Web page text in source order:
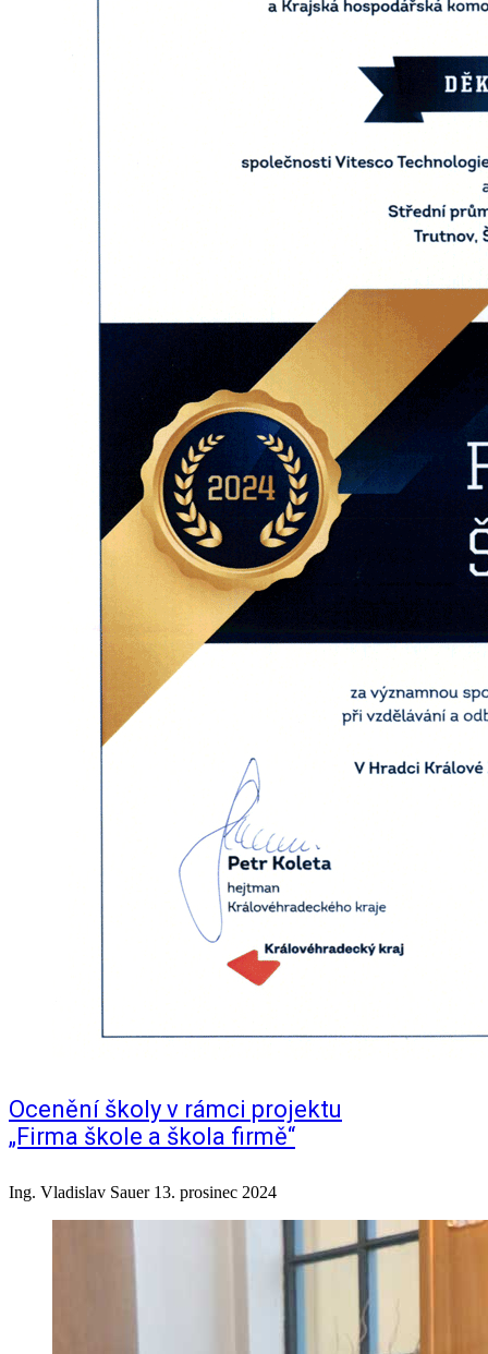
Ocenění školy v rámci projektu
„Firma škole a škola firmě“
Ing. Vladislav Sauer 13. prosinec 2024